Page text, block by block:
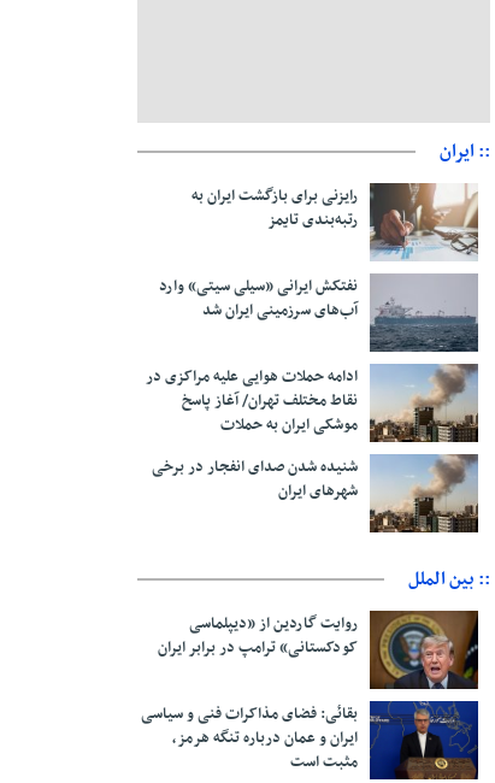
:: ایران
رایزنی برای بازگشت ایران به
رتبه‌بندی تایمز
نفتکش ایرانی «سیلی سیتی» وارد
آب‌های سرزمینی ایران شد
ادامه حملات هوایی علیه مراکزی در
نقاط مختلف تهران/ آغاز پاسخ
موشکی ایران به حملات
شنیده شدن صدای انفجار در برخی
شهرهای ایران
:: بین الملل
روایت گاردین از «دیپلماسی
کودکستانی» ترامپ در برابر ایران
بقائی: فضای مذاکرات فنی و سیاسی
ایران و عمان درباره تنگه هرمز،
مثبت است